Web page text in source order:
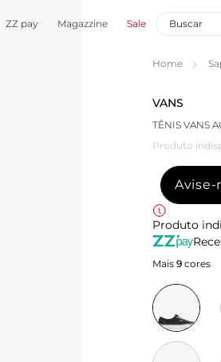
ZZ pay Magazzine Sale
Home
VANS
TÊNIS VANS
Produto
Avise-
Produto
Mais 9 cores